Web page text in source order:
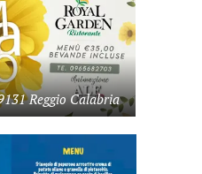
Reggio Calabria